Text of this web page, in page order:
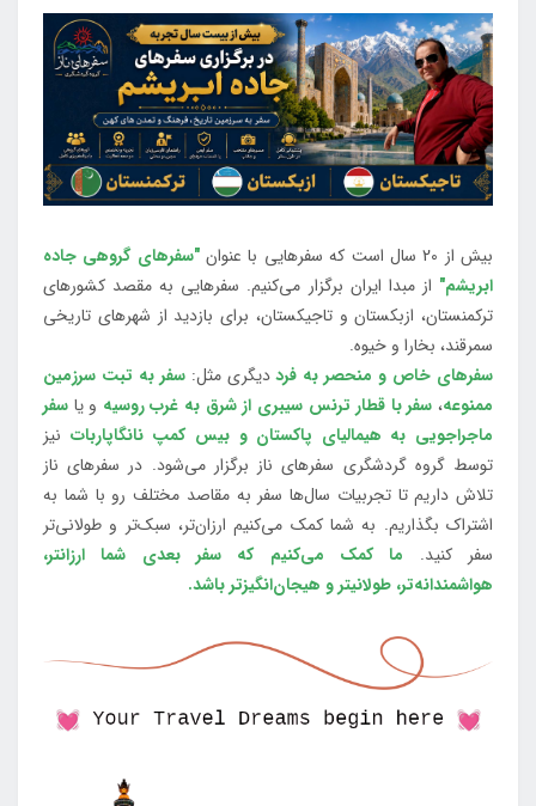
بیش از 20 سال است که سفرهایی با عنوان
"سفرهای گروهی جاده
ابریشم" از مبدا ایران برگزار می‌کنیم. سفرهایی به مقصد کشورهای
ترکمنستان، ازبکستان و تاجیکستان، برای بازدید از شهرهای تاریخی
سمرقند، بخارا و خیوه.
سفرهای خاص و منحصر به فرددیگری مثل:سفر به تبت سرزمین
ممنوعه، سفر با قطار ترنس سیبری از شرق به غرب روسیه و یا سفر
ماجراجویی به هیمالیای پاکستان و بیس کمپ نانگاپاربات نیز
توسط گروه گردشگری سفرهای ناز برگزار می‌شود. در سفرهای ناز
تلاش داریم تا تجربیات سال‌ها سفر به مقاصد مختلف رو با شما به
اشتراک بگذاریم. به شما کمک می‌کنیم ارزان‌تر، سبک‌تر و طولانی‌تر
سفر کنید. ما کمک می‌کنیم که سفر بعدی شما ارزانتر،
هواشمندانه‌تر، طولانی‎تر و هیجان‌انگیزتر باشد.